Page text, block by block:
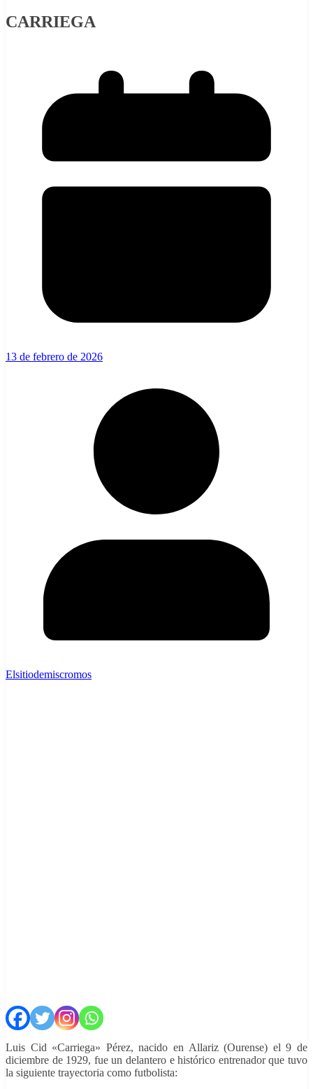
CARRIEGA
13 de febrero de 2026
Elsitiodemiscromos
Luis Cid «Carriega» Pérez, nacido en Allariz (Ourense) el 9 de
diciembre de 1929, fue un delantero e histórico entrenador que tuvo
la siguiente trayectoria como futbolista: